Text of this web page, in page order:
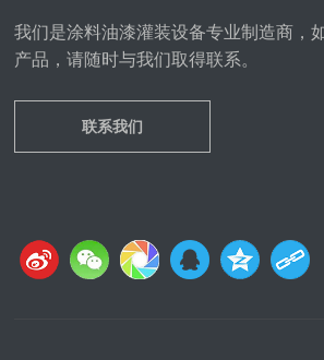
我们是涂料油漆灌装设备专业制造商，
产品，请随时与我们取得联系。
联系我们